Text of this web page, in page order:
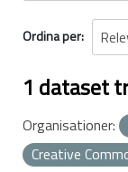
Ordina per
1 dataset
Organisationer:
Creative